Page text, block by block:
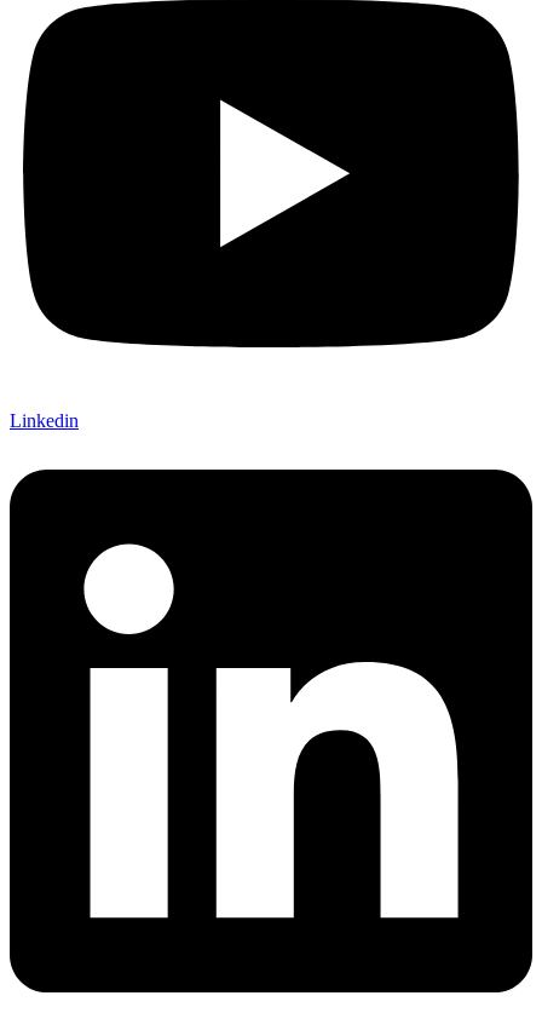
Linkedin